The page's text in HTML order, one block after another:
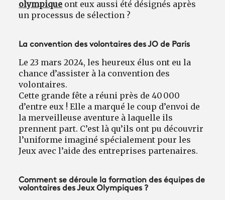
olympique ont eux aussi été désignés après
un processus de sélection ?
La convention des volontaires des JO de Paris
Le 23 mars 2024, les heureux élus ont eu la
chance d’assister à la convention des
volontaires.
Cette grande fête a réuni près de 40 000
d’entre eux ! Elle a marqué le coup d’envoi de
la merveilleuse aventure à laquelle ils
prennent part. C’est là qu’ils ont pu découvrir
l’uniforme imaginé spécialement pour les
Jeux avec l’aide des entreprises partenaires.
Comment se déroule la formation des équipes de
volontaires des Jeux Olympiques ?